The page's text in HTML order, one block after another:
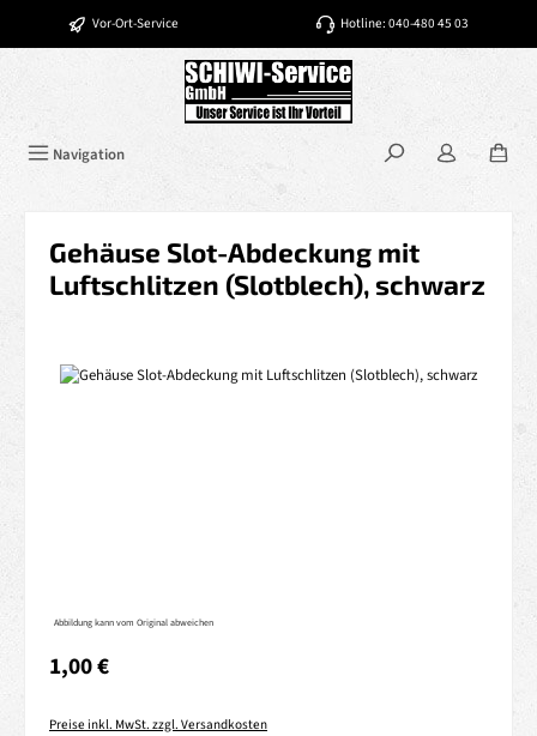
Zum Hauptinhalt springen
Vor-Ort-Service Hotline: 040-480 45 03
Navigation
Gehäuse Slot-Abdeckung mit
Luftschlitzen (Slotblech), schwarz
Bildergalerie überspringen
Abbildung kann vom Original abweichen
Regulärer Preis:
1,00 €
Preise inkl. MwSt. zzgl. Versandkosten